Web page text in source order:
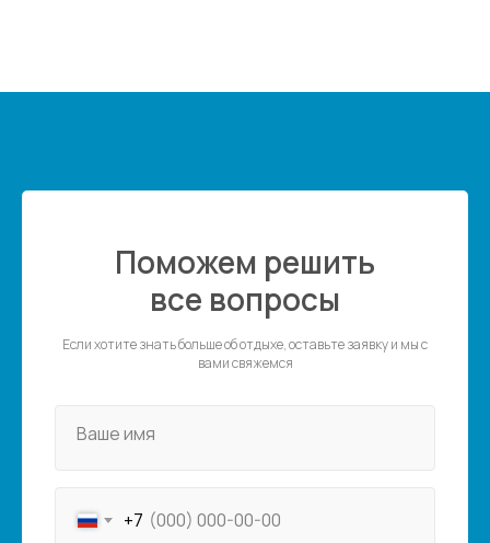
Поможем решить
все вопросы
Если хотите знать больше об отдыхе, оставьте заявку и мы с
вами свяжемся
Ваше имя
+7